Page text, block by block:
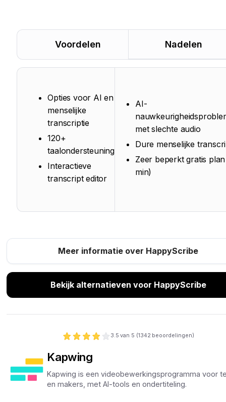
Voordelen Nadelen
Opties voor AI en
menselijke
transcriptie
120+
taalondersteuning
Interactieve
transcript editor
AI-
met slechte audio
Dure menselijke
Zeer beperkt gratis
min)
Meer informatie over HappyScribe
Bekijk alternatieven voor HappyScribe
3.5 van 5 (1342 beoordelingen)
Kapwing
Kapwing is een videobewerkingsprogramma voor
en makers, met AI-tools en ondertiteling.